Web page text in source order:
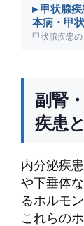
▸ 甲状腺
本病・甲状
副腎
疾患
内分泌疾
や下垂体
るホルモ
これらの